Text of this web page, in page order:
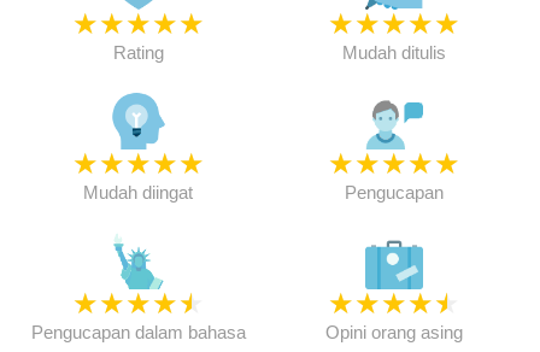
★★★★★
Rating
★★★★★
Mudah ditulis
★★★★★
Mudah diingat
★★★★★
Pengucapan
★★★★★
Pengucapan dalam bahasa
★★★★★
Opini orang asing